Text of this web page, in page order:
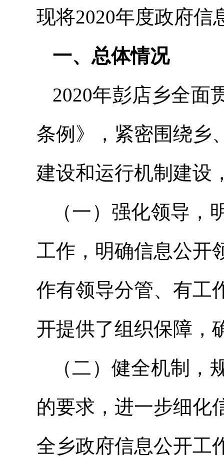
现将2020年度政府信
一、总体情况
2020年彭店乡全面
条例》，紧密围绕乡
建设和运行机制建设
（一）强化领导
工作，明确信息公开
作有领导分管、有工
开提供了组织保障，
（二）健全机制
的要求，进一步细化
全乡政府信息公开工